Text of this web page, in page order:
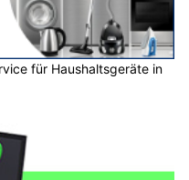
für Haushaltsgeräte in